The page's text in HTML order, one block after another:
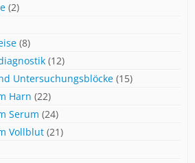
(2)
(8)
(12)
Untersuchungsblöcke (15)
Harn (22)
Serum (24)
Vollblut (21)